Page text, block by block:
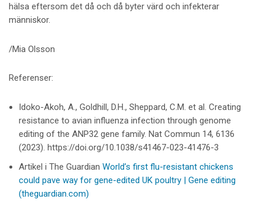
hälsa eftersom det då och då byter värd och infekterar
människor.
/Mia Olsson
Referenser:
Idoko-Akoh, A., Goldhill, D.H., Sheppard, C.M. et al. Creating
resistance to avian influenza infection through genome
editing of the ANP32 gene family. Nat Commun 14, 6136
(2023). https://doi.org/10.1038/s41467-023-41476-3
Artikel i The Guardian World’s first flu-resistant chickens
could pave way for gene-edited UK poultry | Gene editing
(theguardian.com)